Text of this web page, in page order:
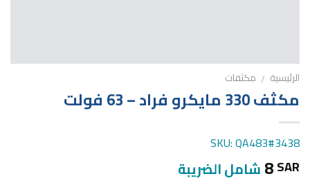
الرئيسية / مكثفات
مكثف 330 مايكرو فراد – 63 فولت
SKU: QA483#3438
8SAR شامل الضريبة